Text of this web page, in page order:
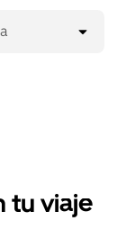
tu viaje